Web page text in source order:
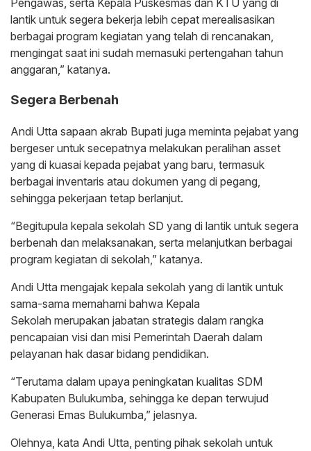
lantik untuk segera bekerja lebih cepat merealisasikan
berbagai program kegiatan yang telah di rencanakan,
mengingat saat ini sudah memasuki pertengahan tahun
anggaran,” katanya.
Segera Berbenah
Andi Utta sapaan akrab Bupati juga meminta pejabat yang
bergeser untuk secepatnya melakukan peralihan asset
yang di kuasai kepada pejabat yang baru, termasuk
berbagai inventaris atau dokumen yang di pegang,
sehingga pekerjaan tetap berlanjut.
“Begitupula kepala sekolah SD yang di lantik untuk segera
berbenah dan melaksanakan, serta melanjutkan berbagai
program kegiatan di sekolah,” katanya.
Andi Utta mengajak kepala sekolah yang di lantik untuk
sama-sama memahami bahwa Kepala
Sekolah merupakan jabatan strategis dalam rangka
pencapaian visi dan misi Pemerintah Daerah dalam
pelayanan hak dasar bidang pendidikan.
“Terutama dalam upaya peningkatan kualitas SDM
Kabupaten Bulukumba, sehingga ke depan terwujud
Generasi Emas Bulukumba,” jelasnya.
Olehnya, kata Andi Utta, penting pihak sekolah untuk